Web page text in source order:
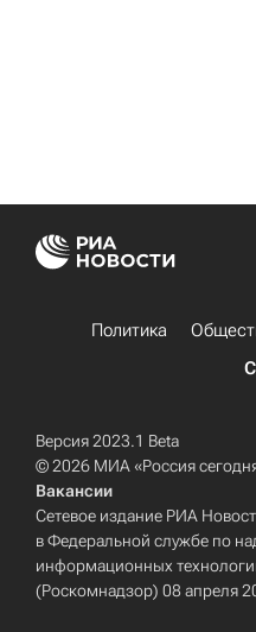
Политика
Версия 2023.1 Beta
© 2026 МИА «Россия
Вакансии
Сетевое издание РИА
в Федеральной службе по
информационных
(Роскомнадзор) 08 апреля